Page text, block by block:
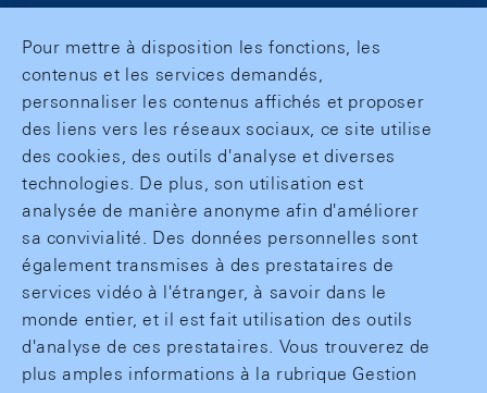
Pour mettre à disposition les fonctions, les
contenus et les services demandés,
personnaliser les contenus affichés et proposer
des liens vers les réseaux sociaux, ce site utilise
des cookies, des outils d'analyse et diverses
technologies. De plus, son utilisation est
analysée de manière anonyme afin d'améliorer
sa convivialité. Des données personnelles sont
également transmises à des prestataires de
services vidéo à l'étranger, à savoir dans le
monde entier, et il est fait utilisation des outils
d'analyse de ces prestataires. Vous trouverez de
plus amples informations à la rubrique Gestion